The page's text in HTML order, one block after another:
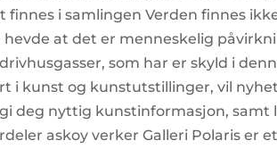
i samlingen Verden finnes
at det er menneskelig
som har er skyld i
i kunst og kunstutstillinger, vil
deg nyttig kunstinformasjon, samt
askoy verker Galleri Polaris er